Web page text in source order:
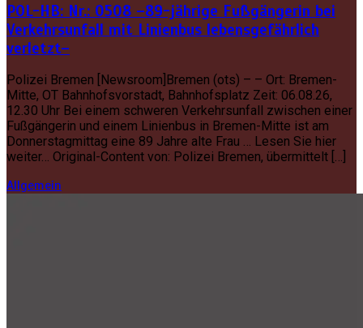
POL-HB: Nr.: 0508 –89-jährige Fußgängerin bei
Verkehrsunfall mit Linienbus lebensgefährlich
verletzt–
Polizei Bremen [Newsroom]Bremen (ots) – – Ort: Bremen-
Mitte, OT Bahnhofsvorstadt, Bahnhofsplatz Zeit: 06.08.26,
12.30 Uhr Bei einem schweren Verkehrsunfall zwischen einer
Fußgängerin und einem Linienbus in Bremen-Mitte ist am
Donnerstagmittag eine 89 Jahre alte Frau … Lesen Sie hier
weiter… Original-Content von: Polizei Bremen, übermittelt […]
Allgemein